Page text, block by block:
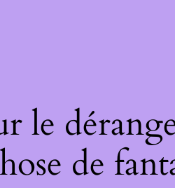
le
de